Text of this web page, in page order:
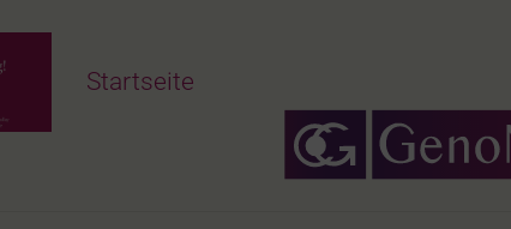
Startseite